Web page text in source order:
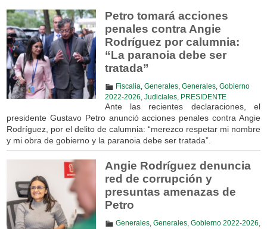
Petro tomará acciones
penales contra Angie
Rodríguez por calumnia:
“La paranoia debe ser
tratada”
Fiscalia Generales, Generales, Gobierno
2022-2026 Judiciales, PRESIDENTE
Ante las recientes declaraciones, el
presidente Gustavo Petro anunció acciones penales contra Angie
Rodríguez, por el delito de calumnia: “merezco respetar mi nombre
y mi obra de gobierno y la paranoia debe ser tratada”.
Angie Rodríguez denuncia
red de corrupción y
presuntas amenazas de
Petro
Generales, Generales, Gobierno 2022-2026